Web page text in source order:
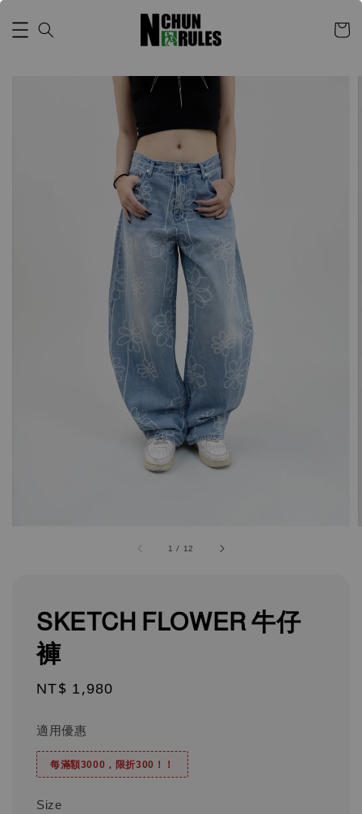
1 / 12
SKETCH FLOWER 牛仔
褲
Regular
NT$ 1,980
適用優惠
每滿額3000，限折300！！
Size